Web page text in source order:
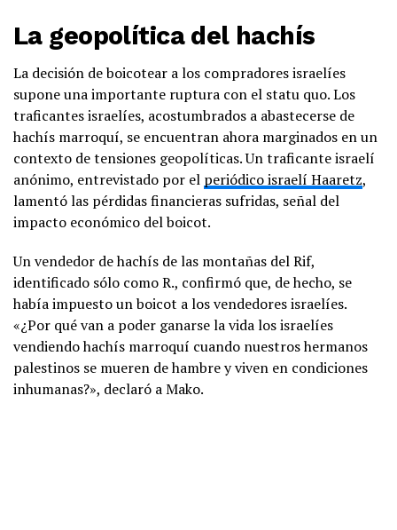
La geopolítica del hachís
La decisión de boicotear a los compradores israelíes
supone una importante ruptura con el statu quo. Los
traficantes israelíes, acostumbrados a abastecerse de
hachís marroquí, se encuentran ahora marginados en un
contexto de tensiones geopolíticas. Un traficante israelí
anónimo, entrevistado por el periódico israelí Haaretz,
lamentó las pérdidas financieras sufridas, señal del
impacto económico del boicot.
Un vendedor de hachís de las montañas del Rif,
identificado sólo como R., confirmó que, de hecho, se
había impuesto un boicot a los vendedores israelíes.
«¿Por qué van a poder ganarse la vida los israelíes
vendiendo hachís marroquí cuando nuestros hermanos
palestinos se mueren de hambre y viven en condiciones
inhumanas?», declaró a Mako.